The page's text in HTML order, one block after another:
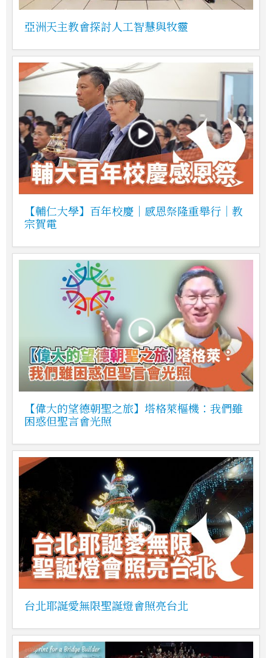
亞洲天主教會探討人工智慧與牧靈
【輔仁大學】百年校慶｜感恩祭隆重舉行｜教
宗賀電
【偉大的望德朝聖之旅】塔格萊樞機：我們雖
困惑但聖言會光照
台北耶誕愛無限聖誕燈會照亮台北